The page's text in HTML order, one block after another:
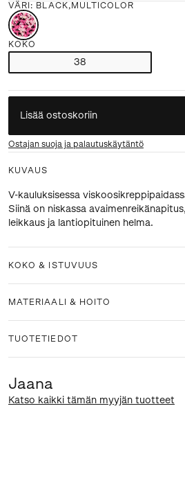
VÄRI : BLACK,MULTICOLOR
KOKO
38
Lisää ostoskoriin
Ostajan suoja ja palautuskäytäntö
KUVAUS
V-kauluksisessa
Siinä on niskassa
leikkaus ja lantiopituinen helma.
KOKO & ISTUVUUS
MATERIAALI & HOITO
TUOTETIEDOT
Jaana
Katso kaikki tämän myyjän tuotteet